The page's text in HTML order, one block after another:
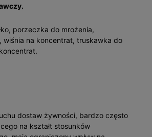
porzeczka do mrożenia,
na koncentrat, truskawka do
dostaw żywności, bardzo często
na kształt stosunków